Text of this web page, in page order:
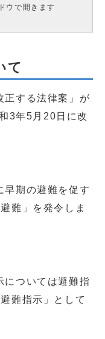
ウで開きます
て
正する法律案」が
3年5月20日に改
早期の避難を促す
難」を発令しま
については避難指
難指示」として